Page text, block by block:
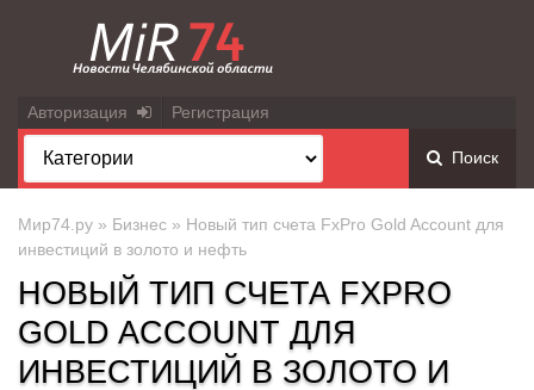
Авторизация Регистрация
Поиск
Мир74.ру » Бизнес » Новый тип счета FxPro Gold Account для
инвестиций в золото и нефть
НОВЫЙ ТИП СЧЕТА FXPRO
GOLD ACCOUNT ДЛЯ
ИНВЕСТИЦИЙ В ЗОЛОТО И